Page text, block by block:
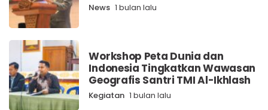
News 1 bulan lalu
Workshop Peta Dunia dan
Indonesia Tingkatkan Wawasan
Geografis Santri TMI Al-Ikhlash
Kegiatan 1 bulan lalu